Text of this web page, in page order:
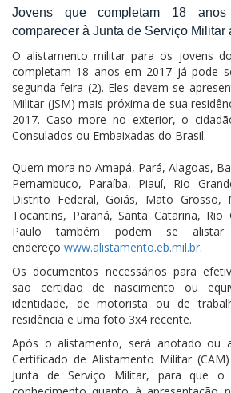
Jovens que completam 18
comparecer à Junta de Serviço Militar
O alistamento militar para os jovens do
completam 18 anos em 2017 já pode
segunda-feira (2). Eles devem se
Militar (JSM) mais próxima de sua
2017. Caso more no exterior, o
Consulados ou Embaixadas do Brasil.
Quem mora no Amapá, Pará, Alagoas,
Pernambuco, Paraíba, Piauí, Rio
Distrito Federal, Goiás, Mato Grosso,
Tocantins, Paraná, Santa Catarina,
Paulo também podem se
endereço www.alistamento.eb.mil.br.
Os documentos necessários para
são certidão de nascimento ou
identidade, de motorista ou de
residência e uma foto 3x4 recente.
Após o alistamento, será anotado ou
Certificado de Alistamento Militar
Junta de Serviço Militar, para que